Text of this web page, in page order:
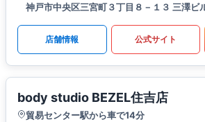
神戸市中央区三宮町３丁目８－１３ 三澤ビ
店舗情報 公式サイト
body studio BEZEL住吉店
貿易センター駅から車で14分